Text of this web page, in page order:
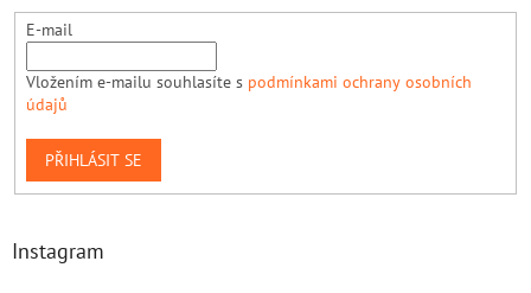
E-mail
Vložením e-mailu souhlasíte s podmínkami ochrany osobních
údajů
PŘIHLÁSIT SE
Instagram